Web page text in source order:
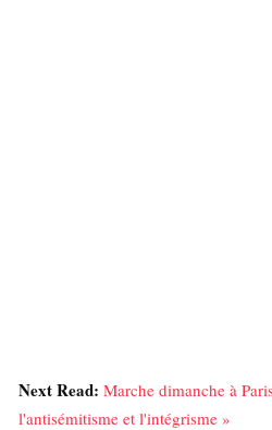
Next Read: Marche dimanche à
l'antisémitisme et l'intégrisme »